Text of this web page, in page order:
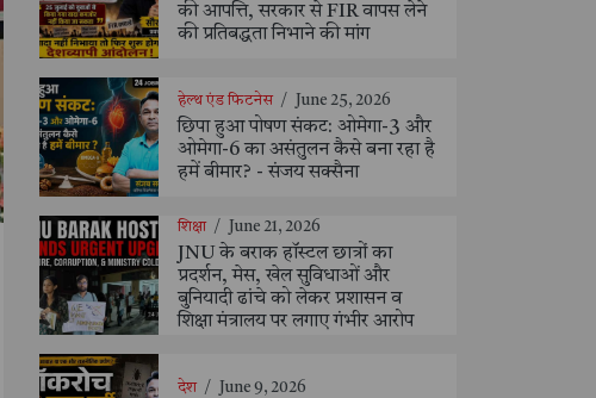
की आपत्ति, सरकार से FIR वापस लेने
की प्रतिबद्धता निभाने की मांग
हेल्थ एंड फिटनेस / June 25, 2026
छिपा हुआ पोषण संकट: ओमेगा-3 और
ओमेगा-6 का असंतुलन कैसे बना रहा है
हमें बीमार? - संजय सक्सैना
शिक्षा / June 21, 2026
JNU के बराक हॉस्टल छात्रों का
प्रदर्शन, मेस, खेल सुविधाओं और
बुनियादी ढांचे को लेकर प्रशासन व
शिक्षा मंत्रालय पर लगाए गंभीर आरोप
देश / June 9, 2026